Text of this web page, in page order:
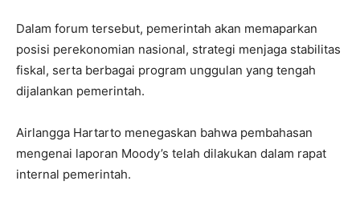
Dalam forum tersebut, pemerintah akan memaparkan
posisi perekonomian nasional, strategi menjaga stabilitas
fiskal, serta berbagai program unggulan yang tengah
dijalankan pemerintah.
Airlangga Hartarto menegaskan bahwa pembahasan
mengenai laporan Moody’s telah dilakukan dalam rapat
internal pemerintah.